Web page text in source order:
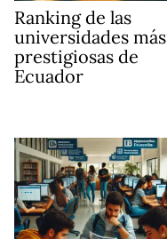
Ranking de las
universidades más
prestigiosas de
Ecuador